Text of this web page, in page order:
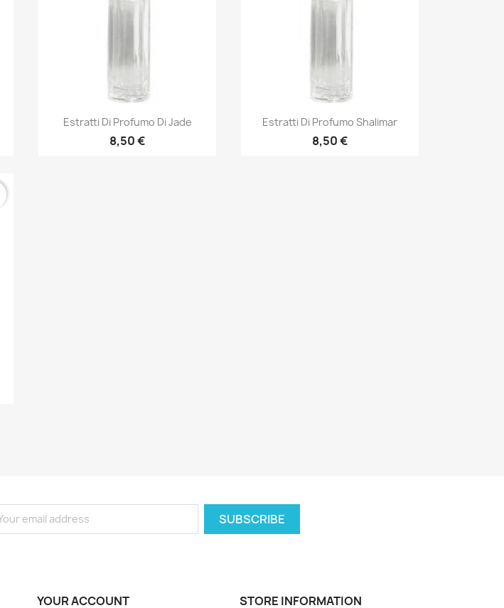
Quick view
Estratti Di Profumo Di Jade
8,50 €
Quick view
Estratti Di Profumo Shalimar
8,50 €
YOUR ACCOUNT STORE INFORMATION